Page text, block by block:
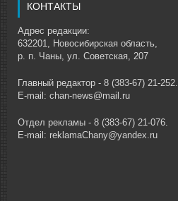
КОНТАКТЫ
Адрес редакции:
632201, Новосибирская область,
р. п. Чаны, ул. Советская, 207
Главный редактор - 8 (383-67) 21-252.
E-mail: chan-news@mail.ru
Отдел рекламы - 8 (383-67) 21-076.
E-mail: reklamaChany@yandex.ru